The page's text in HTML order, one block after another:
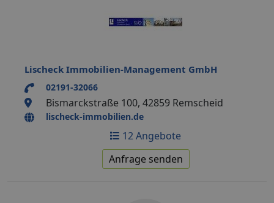
Lischeck Immobilien-Management GmbH
02191-32066
Bismarckstraße 100, 42859 Remscheid
lischeck-immobilien.de
12 Angebote
Anfrage senden